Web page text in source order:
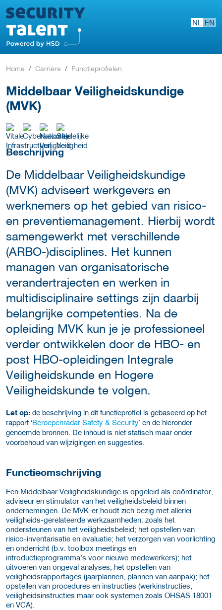
NL EN
Home Carrière Functieprofielen
Middelbaar Veiligheidskundige
(MVK)
Beschrijving
De Middelbaar Veiligheidskundige
(MVK) adviseert werkgevers en
werknemers op het gebied van risico-
en preventiemanagement. Hierbij wordt
samengewerkt met verschillende
(ARBO-)disciplines. Het kunnen
managen van organisatorische
verandertrajecten en werken in
multidisciplinaire settings zijn daarbij
belangrijke competenties. Na de
opleiding MVK kun je je professioneel
verder ontwikkelen door de HBO- en
post HBO-opleidingen Integrale
Veiligheidskunde en Hogere
Veiligheidskunde te volgen.
Let op: de beschrijving in dit functieprofiel is gebaseerd op het
rapport ‘Beroepenradar Safety & Security’ en de hieronder
genoemde bronnen. De inhoud is niet statisch maar onder
voorbehoud van wijzigingen en suggesties.
Functieomschrijving
Een Middelbaar Veiligheidskundige is opgeleid als coördinator,
adviseur en stimulator van het veiligheidsbeleid binnen
ondernemingen. De MVK-er houdt zich bezig met allerlei
veiligheids-gerelateerde werkzaamheden: zoals het
ondersteunen van het veiligheidsbeleid; het opstellen van
risico-inventarisatie en evaluatie; het verzorgen van voorlichting
en onderricht (b.v. toolbox meetings en
introductieprogramma’s voor nieuwe medewerkers); het
uitvoeren van ongeval analyses; het opstellen van
veiligheidsrapportages (jaarplannen, plannen van aanpak); het
opstellen van procedures en instructies (werkinstructies,
veiligheidsinstructies maar ook systemen zoals OHSAS 18001
en VCA).